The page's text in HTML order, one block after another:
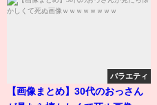
バラエティ
【画像まとめ】30代のおっさん